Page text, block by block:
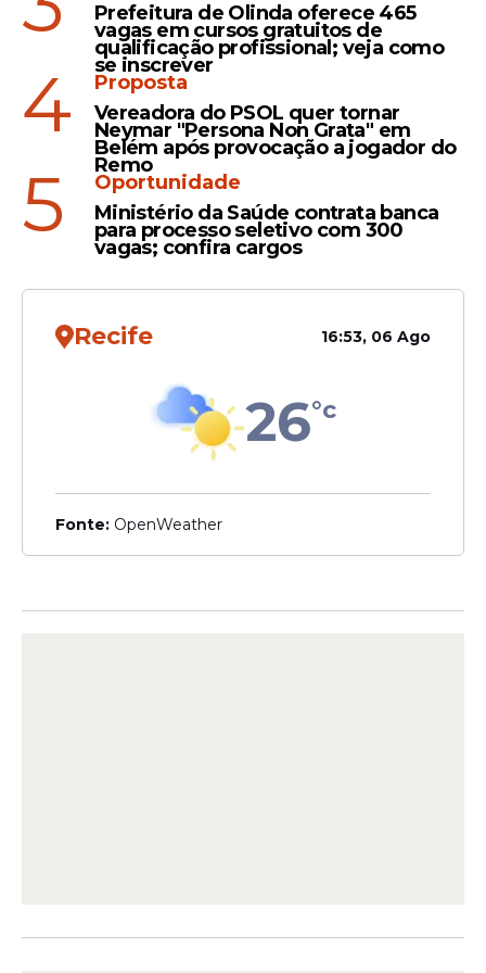
enchentes. Também foram beneficiadas
cidades nos seguintes estados: Amazonas
(3), Bahia (17), Paraná (1), Piauí (1),Rio de
Janeiro(4), Roraima (6) e Sergipe (9).
Leia Também
Benefício
Bolsa Família paga parcela
(19/03); veja NIS de hoje
Brasil
Calendário do Bolsa Família
de março: veja quando
cada beneficiário recebe
antecipado está disponível na página do
Prefeitura de Olinda oferece 465
vagas em cursos gratuitos de
qualificação profissional; veja como
se inscrever
4
Proposta
Vereadora do PSOL quer tornar
Neymar "Persona Non Grata" em
Belém após provocação a jogador do
Remo
5
Oportunidade
Ministério da Saúde contrata banca
para processo seletivo com 300
vagas; confira cargos
Recife 16:53, 06 Ago
26°c
Fonte: OpenWeather